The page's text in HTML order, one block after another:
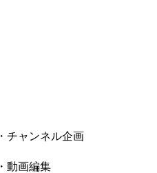
・チャンネル企画
・動画編集